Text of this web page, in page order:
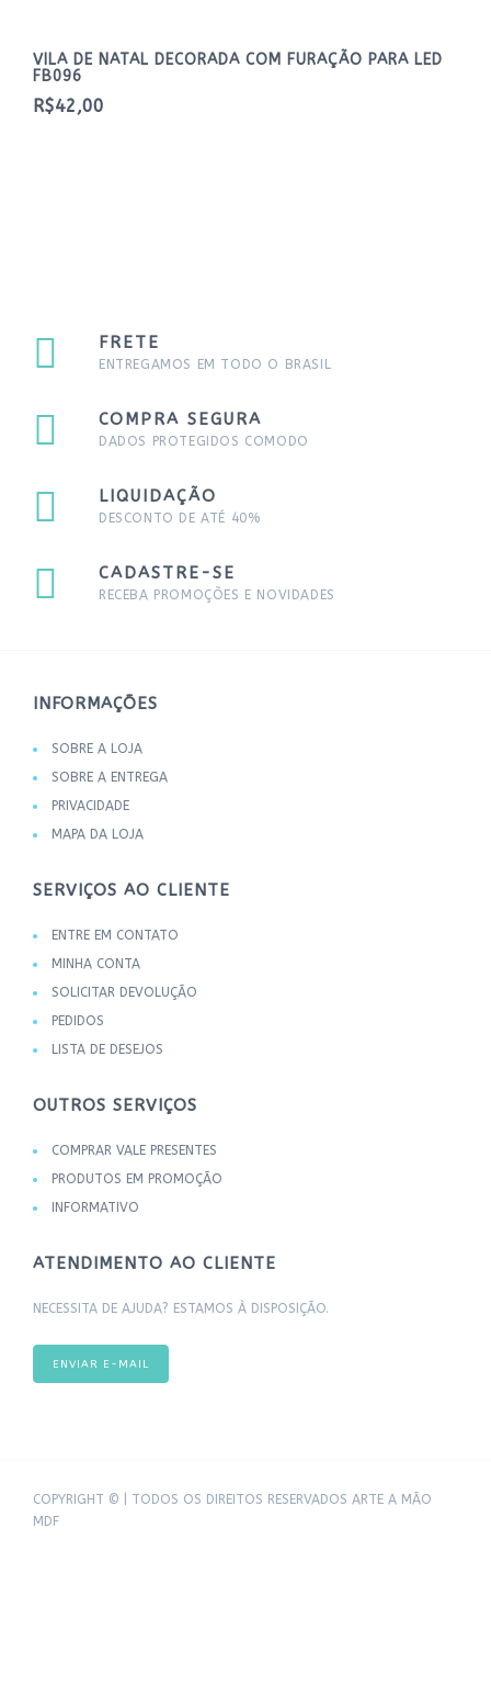
VILA DE NATAL DECORADA COM FURAÇÃO PARA LED
FB096
R$42,00
FRETE
ENTREGAMOS EM TODO O BRASIL
COMPRA SEGURA
DADOS PROTEGIDOS COMODO
LIQUIDAÇÃO
DESCONTO DE ATÉ 40%
CADASTRE-SE
RECEBA PROMOÇÕES E NOVIDADES
INFORMAÇÕES
SOBRE A LOJA
SOBRE A ENTREGA
PRIVACIDADE
MAPA DA LOJA
SERVIÇOS AO CLIENTE
ENTRE EM CONTATO
MINHA CONTA
SOLICITAR DEVOLUÇÃO
PEDIDOS
LISTA DE DESEJOS
OUTROS SERVIÇOS
COMPRAR VALE PRESENTES
PRODUTOS EM PROMOÇÃO
INFORMATIVO
ATENDIMENTO AO CLIENTE
NECESSITA DE AJUDA? ESTAMOS À DISPOSIÇÃO.
ENVIAR E-MAIL
COPYRIGHT © | TODOS OS DIREITOS RESERVADOS ARTE A MÃO
MDF